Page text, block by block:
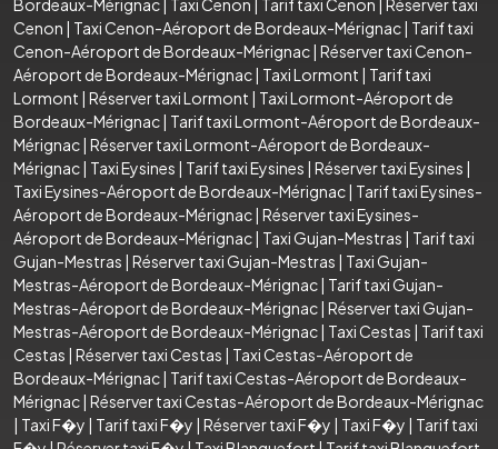
Cenon | Taxi Cenon-Aéroport de Bordeaux-Mérignac| Tarif taxi
Cenon-Aéroport de Bordeaux-Mérignac| Réserver taxi Cenon-
Aéroport de Bordeaux-Mérignac| Taxi Lormont | Tarif taxi
Lormont | Réserver taxi Lormont | Taxi Lormont-Aéroport de
Bordeaux-Mérignac| Tarif taxi Lormont-Aéroport de Bordeaux-
Mérignac| Réserver taxi Lormont-Aéroport de Bordeaux-
Mérignac| Taxi Eysines | Tarif taxi Eysines | Réserver taxi Eysines |
Taxi Eysines-Aéroport de Bordeaux-Mérignac| Tarif taxi Eysines-
Aéroport de Bordeaux-Mérignac| Réserver taxi Eysines-
Aéroport de Bordeaux-Mérignac| Taxi Gujan-Mestras | Tarif taxi
Gujan-Mestras | Réserver taxi Gujan-Mestras | Taxi Gujan-
Mestras-Aéroport de Bordeaux-Mérignac| Tarif taxi Gujan-
Mestras-Aéroport de Bordeaux-Mérignac| Réserver taxi Gujan-
Mestras-Aéroport de Bordeaux-Mérignac| Taxi Cestas | Tarif taxi
Cestas | Réserver taxi Cestas | Taxi Cestas-Aéroport de
Bordeaux-Mérignac| Tarif taxi Cestas-Aéroport de Bordeaux-
Mérignac| Réserver taxi Cestas-Aéroport de Bordeaux-Mérignac
| Taxi F�y | Tarif taxi F�y | Réserver taxi F�y | Taxi F�y | Tarif taxi